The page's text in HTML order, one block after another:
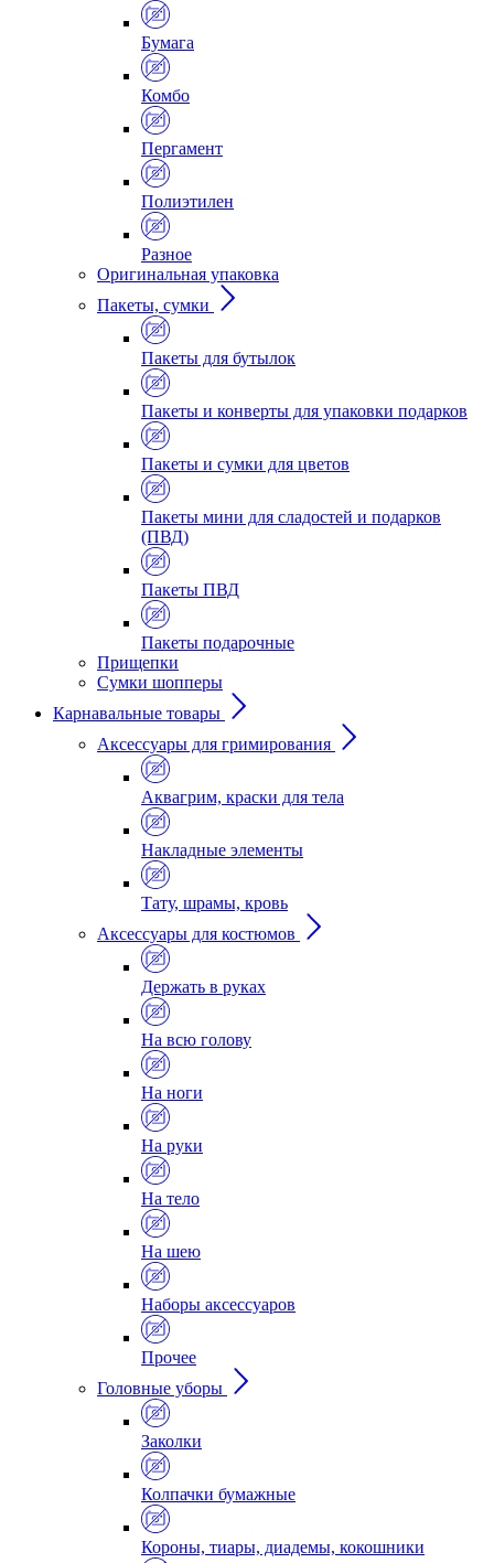
Бумага
Комбо
Пергамент
Полиэтилен
Разное
Оригинальная упаковка
Пакеты, сумки
Пакеты для бутылок
Пакеты и конверты для упаковки подарков
Пакеты и сумки для цветов
Пакеты мини для сладостей и подарков
(ПВД)
Пакеты ПВД
Пакеты подарочные
Прищепки
Сумки шопперы
Карнавальные товары
Аксессуары для гримирования
Аквагрим, краски для тела
Накладные элементы
Тату, шрамы, кровь
Аксессуары для костюмов
Держать в руках
На всю голову
На ноги
На руки
На тело
На шею
Наборы аксессуаров
Прочее
Головные уборы
Заколки
Колпачки бумажные
Короны, тиары, диадемы, кокошники